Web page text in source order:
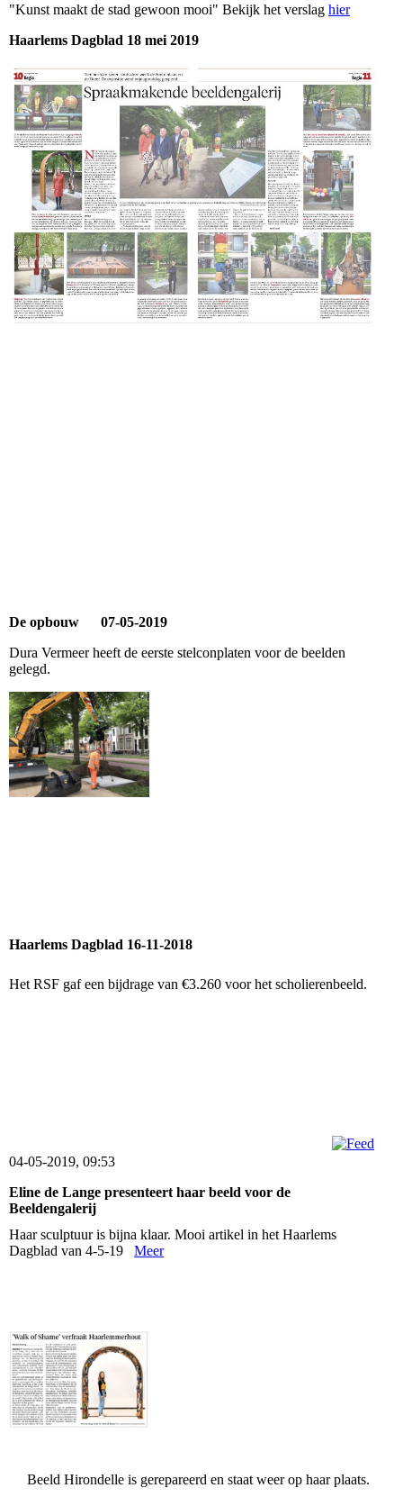
"Kunst maakt de stad gewoon mooi" Bekijk het verslag hier
Haarlems Dagblad 18 mei 2019
De opbouw 07-05-2019
Dura Vermeer heeft de eerste stelconplaten voor de beelden
gelegd.
Haarlems Dagblad 16-11-2018
Het RSF gaf een bijdrage van €3.260 voor het scholierenbeeld.
04-05-2019, 09:53
Eline de Lange presenteert haar beeld voor de
Beeldengalerij
Haar sculptuur is bijna klaar. Mooi artikel in het Haarlems
Dagblad van 4-5-19 Meer
Beeld Hirondelle is gerepareerd en staat weer op haar plaats.